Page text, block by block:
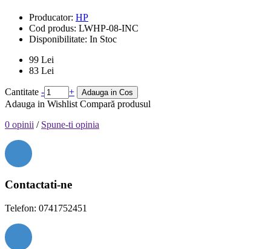
Producator: HP
Cod produs: LWHP-08-INC
Disponibilitate: In Stoc
99 Lei
83 Lei
Cantitate - + Adauga in Cos
Adauga in Wishlist Compară produsul
0 opinii / Spune-ti opinia
Contactati-ne
Telefon: 0741752451